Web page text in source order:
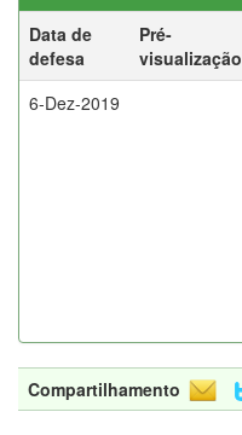
Data de
defesa
Pré-
visualização
6-Dez-2019
Compartilhamento